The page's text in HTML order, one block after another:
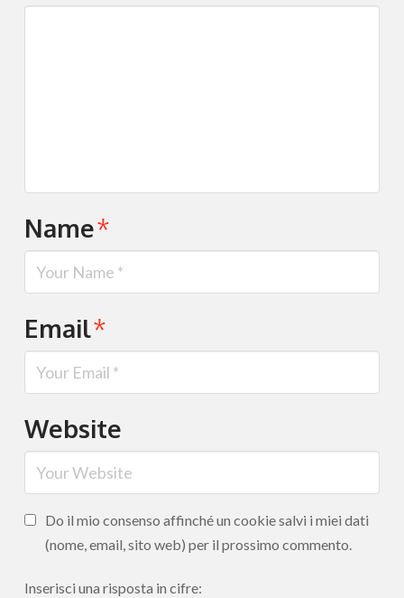
Name*
Email*
Website
Do il mio consenso affinché un cookie salvi i miei dati
(nome, email, sito web) per il prossimo commento.
Inserisci una risposta in cifre: